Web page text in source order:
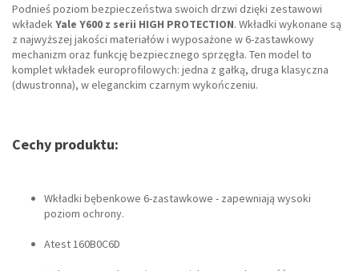
Podnieś poziom bezpieczeństwa swoich drzwi dzięki zestawowi
wkładekYale Y600 z serii HIGH PROTECTION. Wkładki wykonane są
z najwyższej jakości materiałów i wyposażone w 6-zastawkowy
mechanizm oraz funkcję bezpiecznego sprzęgła. Ten model to
komplet wkładek europrofilowych: jedna z gałką, druga klasyczna
(dwustronna), w eleganckim czarnym wykończeniu.
Cechy produktu:
Wkładki bębenkowe 6-zastawkowe - zapewniają wysoki
poziom ochrony.
Atest 160B0C6D